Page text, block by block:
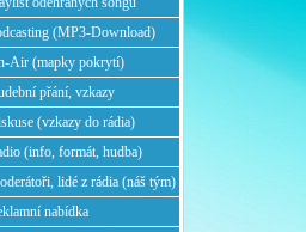
(MP3-Download)
Air (mapky pokrytí)
přání, vzkazy
(vzkazy do rádia)
(info, formát, hudba)
lidé z rádia (náš tým)
nabídka